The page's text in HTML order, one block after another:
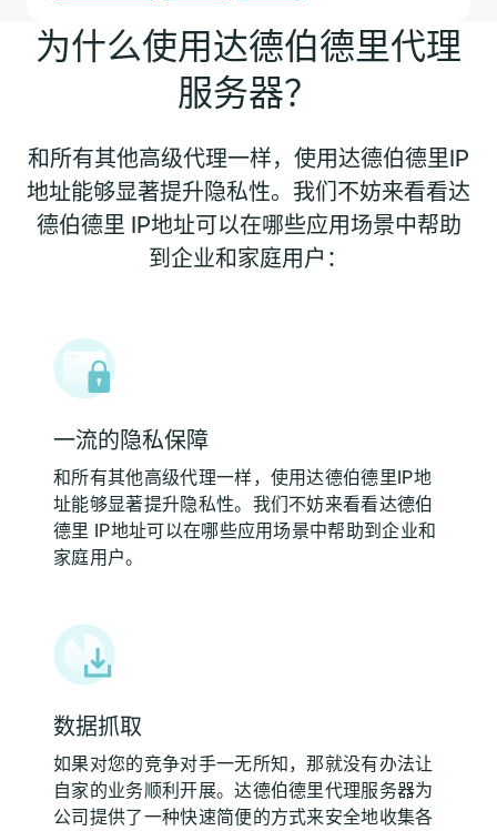
为什么使用达德伯德里代理
服务器？
和所有其他高级代理一样，使用达德伯德里IP
地址能够显著提升隐私性。我们不妨来看看达
德伯德里 IP地址可以在哪些应用场景中帮助
到企业和家庭用户：
一流的隐私保障
和所有其他高级代理一样，使用达德伯德里IP地
址能够显著提升隐私性。我们不妨来看看达德伯
德里 IP地址可以在哪些应用场景中帮助到企业和
家庭用户。
数据抓取
如果对您的竞争对手一无所知，那就没有办法让
自家的业务顺利开展。达德伯德里代理服务器为
公司提供了一种快速简便的方式来安全地收集各